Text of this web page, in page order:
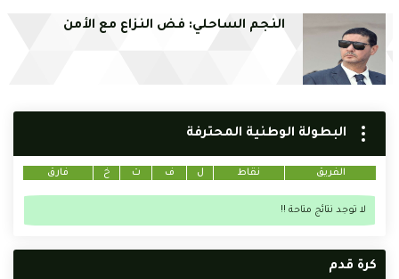
النجم الساحلي: فض النزاع مع الأمن
البطولة الوطنية المحترفة
الفريق نقاط ل ف ت خ فارق
لا توجد نتائج متاحة !!
كرة قدم